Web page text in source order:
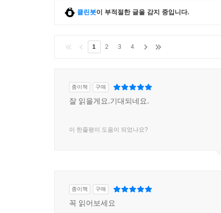
클린봇이 부적절한 글을 감지 중입니다.
1 2 3 4
종이책 구매
잘 읽을게요.기대되네요.
이 한줄평이 도움이 되었나요?
종이책 구매
꼭 읽어보세요